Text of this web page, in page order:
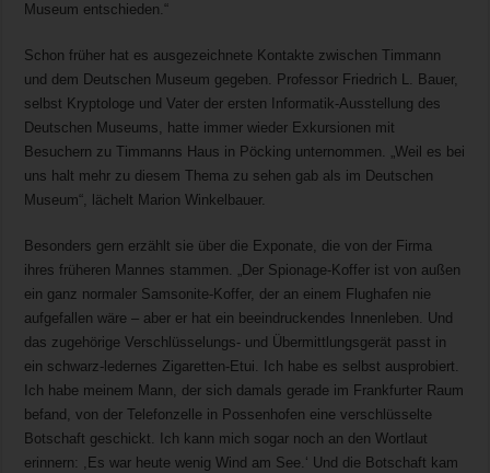
Museum entschieden.“
Schon früher hat es ausgezeichnete Kontakte zwischen Timmann
und dem Deutschen Museum gegeben. Professor Friedrich L. Bauer,
selbst Kryptologe und Vater der ersten Informatik-Ausstellung des
Deutschen Museums, hatte immer wieder Exkursionen mit
Besuchern zu Timmanns Haus in Pöcking unternommen. „Weil es bei
uns halt mehr zu diesem Thema zu sehen gab als im Deutschen
Museum“, lächelt Marion Winkelbauer.
Besonders gern erzählt sie über die Exponate, die von der Firma
ihres früheren Mannes stammen. „Der Spionage-Koffer ist von außen
ein ganz normaler Samsonite-Koffer, der an einem Flughafen nie
aufgefallen wäre – aber er hat ein beeindruckendes Innenleben. Und
das zugehörige Verschlüsselungs- und Übermittlungsgerät passt in
ein schwarz-ledernes Zigaretten-Etui. Ich habe es selbst ausprobiert.
Ich habe meinem Mann, der sich damals gerade im Frankfurter Raum
befand, von der Telefonzelle in Possenhofen eine verschlüsselte
Botschaft geschickt. Ich kann mich sogar noch an den Wortlaut
erinnern: ,Es war heute wenig Wind am See.‘ Und die Botschaft kam